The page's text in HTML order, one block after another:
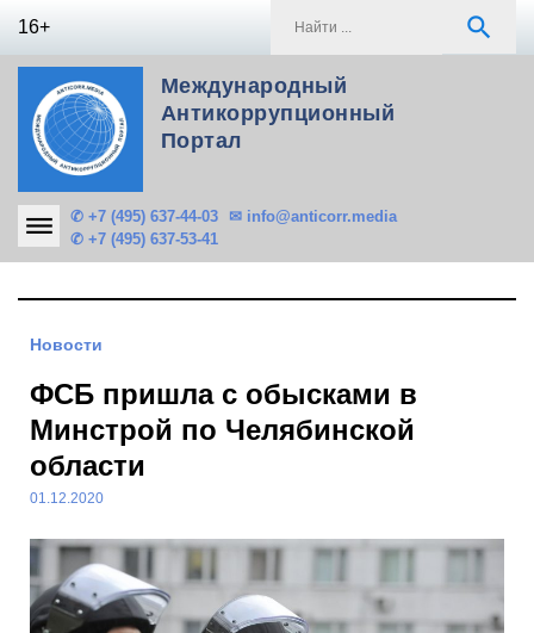
16+ search
Международный
Антикоррупционный
Портал
✆ +7 (495) 637-44-03
✆ +7 (495) 637-53-41
✉ info@anticorr.media
Новости
ФСБ пришла с обысками в
Минстрой по Челябинской
области
01.12.2020